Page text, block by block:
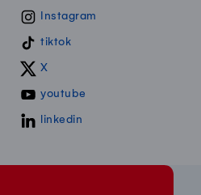
Instagram
tiktok
X
youtube
linkedin